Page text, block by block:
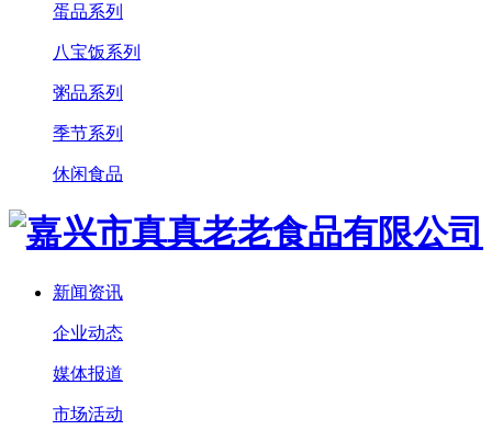
蛋品系列
八宝饭系列
粥品系列
季节系列
休闲食品
新闻资讯
企业动态
媒体报道
市场活动